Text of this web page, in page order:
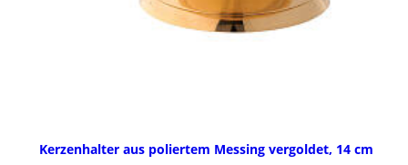
Kerzenhalter aus poliertem Messing vergoldet, 14 cm